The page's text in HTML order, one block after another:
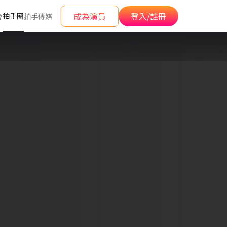
拍手圈拍手傳媒 成為演員 登入/註冊